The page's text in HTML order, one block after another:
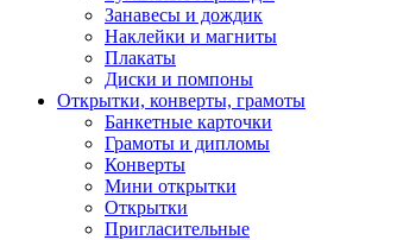
Занавесы и дождик
Наклейки и магниты
Плакаты
Диски и помпоны
Открытки, конверты, грамоты
Банкетные карточки
Грамоты и дипломы
Конверты
Мини открытки
Открытки
Пригласительные